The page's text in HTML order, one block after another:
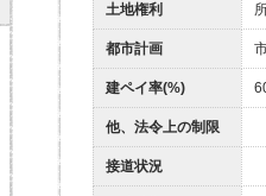
土地権利
都市計画
建ペイ率(%)
他、法令上の制限
接道状況